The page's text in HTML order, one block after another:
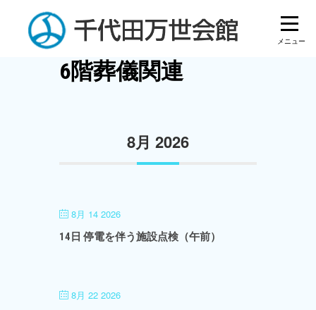
content
6階葬儀関連
8月 2026
8月 14 2026
14日 停電を伴う施設点検（午前）
8月 22 2026